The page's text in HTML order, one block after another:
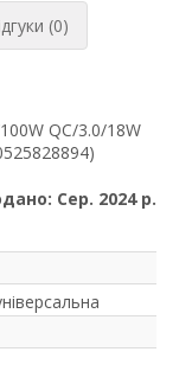
(0)
QC/3.0/18W
Сер. 2024 р.